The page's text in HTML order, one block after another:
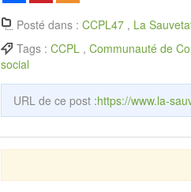
Posté dans : CCPL47 , La
Tags : CCPL , Communauté de
social
URL de ce post :https://www.la-